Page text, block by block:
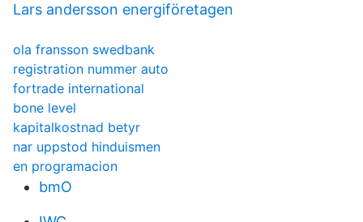
Lars andersson energiföretagen
ola fransson swedbank
registration nummer auto
fortrade international
bone level
kapitalkostnad betyr
nar uppstod hinduismen
en programacion
bmO